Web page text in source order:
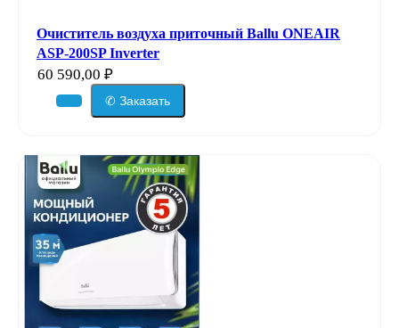
Очиститель воздуха приточный Ballu ONEAIR
ASP-200SP Inverter
60 590,00 ₽
✆ Заказать